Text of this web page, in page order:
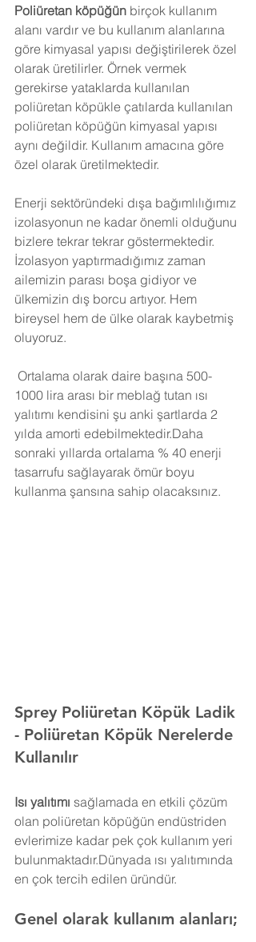
Poliüretan köpüğün birçok kullanım
alanı vardır ve bu kullanım alanlarına
göre kimyasal yapısı değiştirilerek özel
olarak üretilirler. Örnek vermek
gerekirse yataklarda kullanılan
poliüretan köpükle çatılarda kullanılan
poliüretan köpüğün kimyasal yapısı
aynı değildir. Kullanım amacına göre
özel olarak üretilmektedir.
Enerji sektöründeki dışa bağımlılığımız
izolasyonun ne kadar önemli olduğunu
bizlere tekrar tekrar göstermektedir.
İzolasyon yaptırmadığımız zaman
ailemizin parası boşa gidiyor ve
ülkemizin dış borcu artıyor. Hem
bireysel hem de ülke olarak kaybetmiş
oluyoruz.
Ortalama olarak daire başına 500-
1000 lira arası bir meblağ tutan ısı
yalıtımı kendisini şu anki şartlarda 2
yılda amorti edebilmektedir.Daha
sonraki yıllarda ortalama % 40 enerji
tasarrufu sağlayarak ömür boyu
kullanma şansına sahip olacaksınız.
Sprey Poliüretan Köpük Ladik
- Poliüretan Köpük Nerelerde
Kullanılır
Isı yalıtımı sağlamada en etkili çözüm
olan poliüretan köpüğün endüstriden
evlerimize kadar pek çok kullanım yeri
bulunmaktadır.Dünyada ısı yalıtımında
en çok tercih edilen üründür.
Genel olarak kullanım alanları;